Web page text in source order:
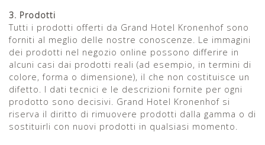
3. Prodotti
Tutti i prodotti offerti da Grand Hotel Kronenhof sono
forniti al meglio delle nostre conoscenze. Le immagini
dei prodotti nel negozio online possono differire in
alcuni casi dai prodotti reali (ad esempio, in termini di
colore, forma o dimensione), il che non costituisce un
difetto. I dati tecnici e le descrizioni fornite per ogni
prodotto sono decisivi. Grand Hotel Kronenhof si
riserva il diritto di rimuovere prodotti dalla gamma o di
sostituirli con nuovi prodotti in qualsiasi momento.